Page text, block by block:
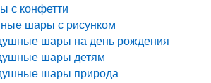
с конфетти
шары с рисунком
шары на день рождения
шары детям
шары природа